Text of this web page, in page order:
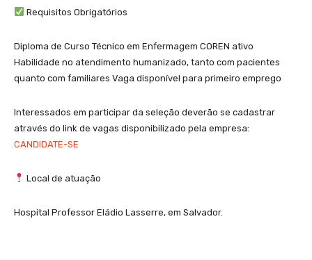
Requisitos Obrigatórios
Diploma de Curso Técnico em Enfermagem COREN ativo
Habilidade no atendimento humanizado, tanto com pacientes
quanto com familiares Vaga disponível para primeiro emprego
Interessados em participar da seleção deverão se cadastrar
através do link de vagas disponibilizado pela empresa:
CANDIDATE-SE
Local de atuação
Hospital Professor Eládio Lasserre, em Salvador.